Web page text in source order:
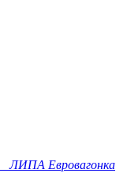
ЛИПА Евровагонка